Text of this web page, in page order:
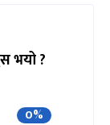
भयो ?
0%